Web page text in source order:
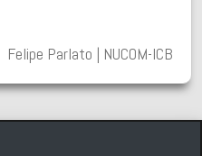
Felipe Parlato | NUCOM-ICB